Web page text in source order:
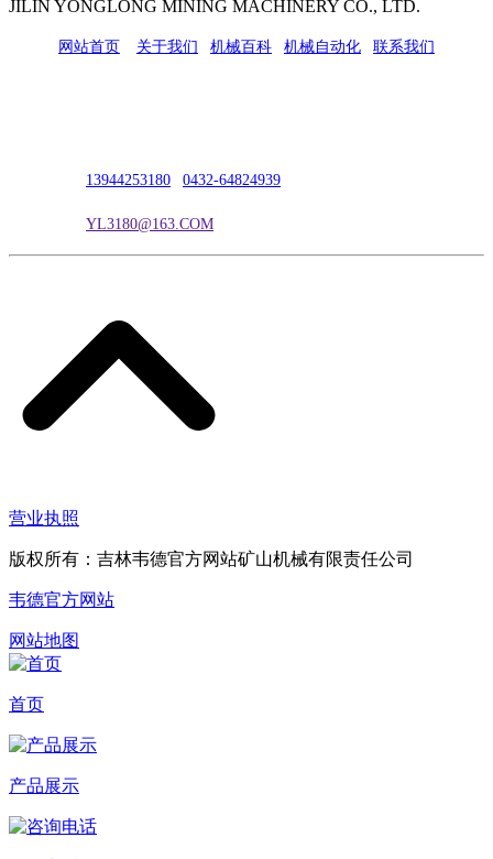
JILIN YONGLONG MINING MACHINERY CO., LTD.
网站首页 关于我们 机械百科 机械自动化 联系我们
13944253180 0432-64824939
YL3180@163.COM
营业执照
版权所有：吉林韦德官方网站矿山机械有限责任公司
韦德官方网站
网站地图
首页
产品展示